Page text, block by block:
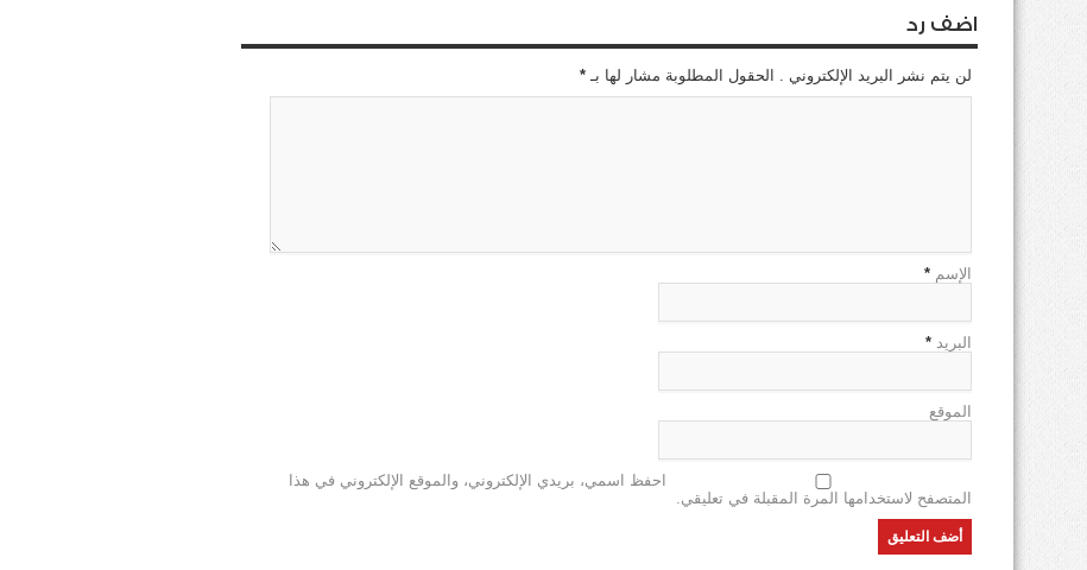
اضف رد
لن يتم نشر البريد الإلكتروني . الحقول المطلوبة مشار لها بـ *
الإسم *
البريد *
الموقع
احفظ اسمي، بريدي الإلكتروني، والموقع الإلكتروني في هذا
المتصفح لاستخدامها المرة المقبلة في تعليقي.